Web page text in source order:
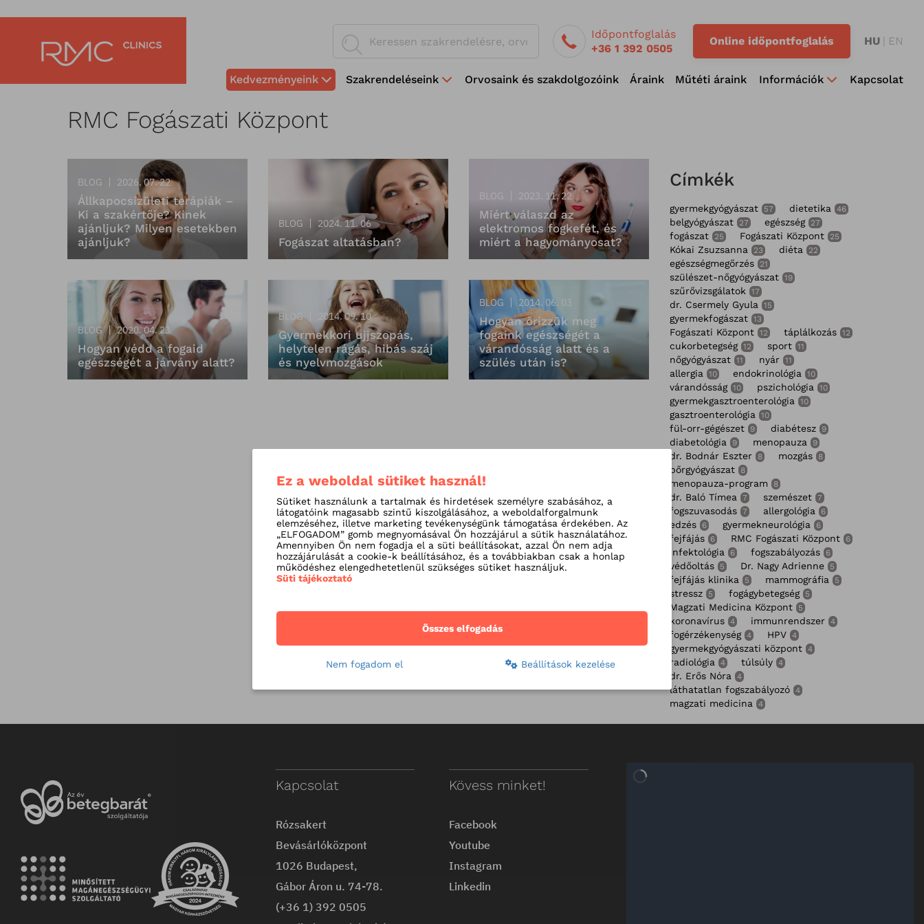
Időpontfoglalás
+36 1 392 0505
Online időpontfoglalás HU EN
Kedvezményeink Szakrendeléseink Orvosaink és szakdolgozóink Áraink Műtéti áraink Információk Kapcsolat
RMC Fogászati Központ
BLOG 2026. 07. 22
Állkapocsízületi terápiák –
Ki a szakértője? Kinek
ajánljuk? Milyen esetekben
ajánljuk?
BLOG 2024. 11. 06
Fogászat altatásban?
BLOG 2023. 11. 22
Miért válaszd az
elektromos fogkefét, és
miért a hagyományosat?
BLOG 2020. 04. 23
Hogyan védd a fogaid
egészségét a járvány alatt?
BLOG 2014. 09. 10
Gyermekkori ujjszopás,
helytelen rágás, hibás száj
és nyelvmozgások
BLOG 2014. 06. 03
Hogyan őrizzük meg
fogaink egészségét a
várandósság alatt és a
szülés után is?
Címkék
gyermekgyógyászat 57 dietetika 46
belgyógyászat 27 egészség 27
fogászat 25 Fogászati Központ 25
Kókai Zsuzsanna 23 diéta 22
egészségmegőrzés 21
szülészet-nőgyógyászat 19
szűrővizsgálatok 17
dr. Csermely Gyula 15
gyermekfogászat 13
Fogászati Központ 12 táplálkozás 12
cukorbetegség 12 sport 11
nőgyógyászat 11 nyár 11
allergia 10 endokrinológia 10
várandósság 10 pszichológia 10
gyermekgasztroenterológia 10
gasztroenterológia 10
fül-orr-gégészet 9 diabétesz 9
diabetológia 9 menopauza 9
dr. Bodnár Eszter 8 mozgás 8
bőrgyógyászat 8
menopauza-program 8
dr. Baló Tímea 7 szemészet 7
fogszuvasodás 7 allergológia 6
edzés 6 gyermekneurológia 6
fejfájás 6 RMC Fogászati Központ 6
infektológia 6 fogszabályozás 6
védőoltás 5 Dr. Nagy Adrienne 5
fejfájás klinika 5 mammográfia 5
stressz 5 fogágybetegség 5
Magzati Medicina Központ 5
koronavírus 4 immunrendszer 4
fogérzékenység 4 HPV 4
gyermekgyógyászati központ 4
radiológia 4 túlsúly 4
dr. Erős Nóra 4
láthatatlan fogszabályozó 4
magzati medicina 4
Kapcsolat
Rózsakert
Bevásárlóközpont
1026 Budapest,
Gábor Áron u. 74-78.
(+36 1) 392 0505
Kövess minket!
Facebook
Youtube
Instagram
Linkedin
Ez a weboldal sütiket használ!
Sütiket használunk a tartalmak és hirdetések személyre szabásához, a
látogatóink magasabb szintű kiszolgálásához, a weboldalforgalmunk
elemzéséhez, illetve marketing tevékenységünk támogatása érdekében. Az
„ELFOGADOM” gomb megnyomásával Ön hozzájárul a sütik használatához.
Amennyiben Ön nem fogadja el a süti beállításokat, azzal Ön nem adja
hozzájárulását a cookie-k beállításához, és a továbbiakban csak a honlap
működéshez elengedhetetlenül szükséges sütiket használjuk.
Süti tájékoztató
Összes elfogadás
Nem fogadom el Beállítások kezelése